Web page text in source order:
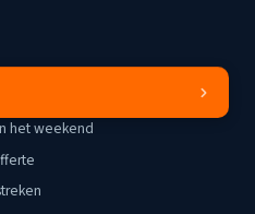
het weekend